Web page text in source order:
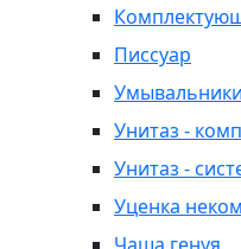
Писсуар
Умывальники
Унитаз -
Унитаз -
Уценка